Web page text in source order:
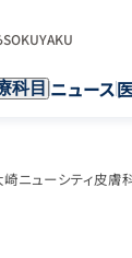
SOKUYAKU
科目 ニュース
ニューシティ皮膚